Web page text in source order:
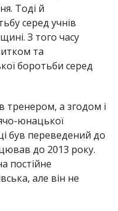
Тоді й
серед учнів
З того часу
та
боротьби серед
тренером, а згодом і
юнацької
був переведений до
до 2013 року.
постійне
але він не